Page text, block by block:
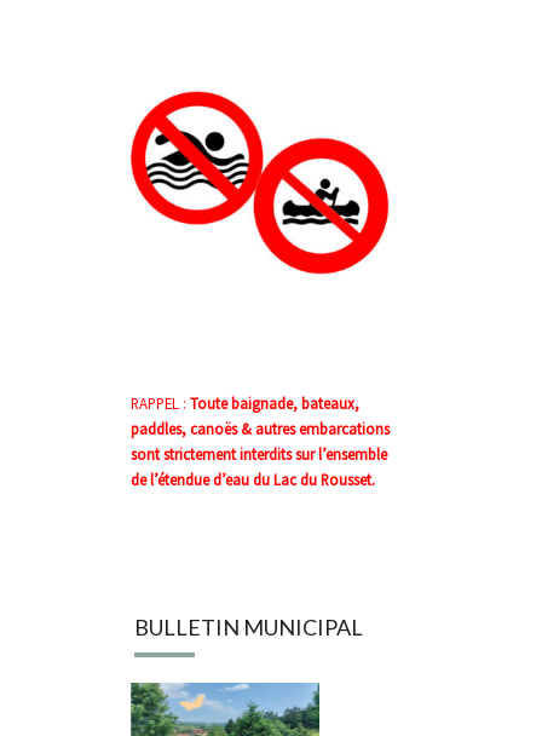
RAPPEL : Toute baignade, bateaux,
paddles, canoës & autres embarcations
sont strictement interdits sur l’ensemble
de l’étendue d’eau du Lac du Rousset.
BULLETIN MUNICIPAL